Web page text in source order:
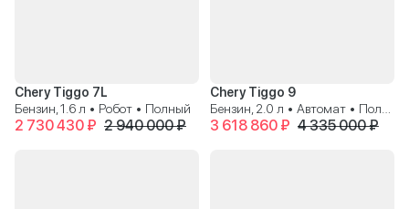
Chery Tiggo 7L
Бензин, 1.6 л • Робот • Полный
2 730 430 ₽ 2 940 000 ₽
Chery Tiggo 9
3 618 860 ₽ 4 335 000 ₽